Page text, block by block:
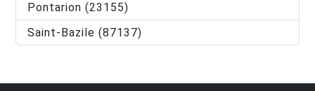
Pontarion (23155)
Saint-Bazile (87137)